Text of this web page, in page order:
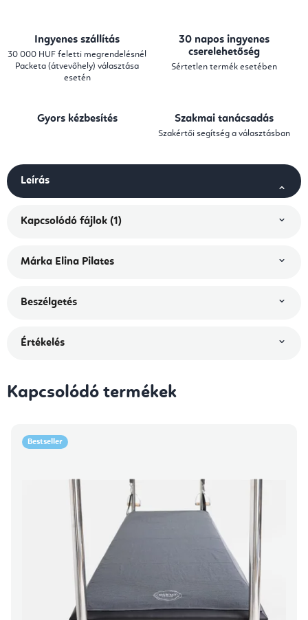
Ingyenes szállítás
30 000 HUF feletti megrendelésnél
Packeta (átvevőhely) választása
esetén
30 napos ingyenes
cserelehetőség
Sértetlen termék esetében
Gyors kézbesítés Szakmai tanácsadás
Szakértői segítség a választásban
Leírás
Kapcsolódó fájlok (1)
Márka Elina Pilates
Beszélgetés
Értékelés
Kapcsolódó termékek
Bestseller